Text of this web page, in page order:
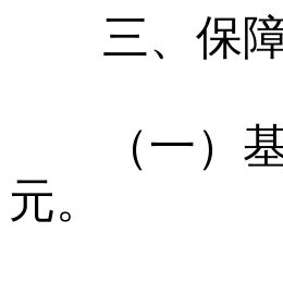
三、保障
（一）基
元。